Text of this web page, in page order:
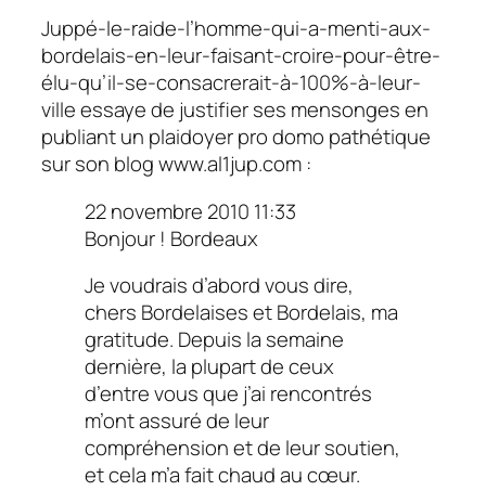
Juppé-le-raide-l’homme-qui-a-menti-aux-
bordelais-en-leur-faisant-croire-pour-être-
élu-qu’il-se-consacrerait-à-100%-à-leur-
ville essaye de justifier ses mensonges en
publiant un plaidoyer pro domo pathétique
sur son blog www.al1jup.com :
22 novembre 2010 11:33
Bonjour ! Bordeaux
Je voudrais d’abord vous dire,
chers Bordelaises et Bordelais, ma
gratitude. Depuis la semaine
dernière, la plupart de ceux
d’entre vous que j’ai rencontrés
m’ont assuré de leur
compréhension et de leur soutien,
et cela m’a fait chaud au cœur.